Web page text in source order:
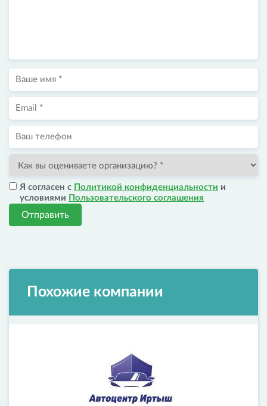
Я согласен с Политикой конфиденциальности и
условиями Пользовательского соглашения
Отправить
Похожие компании